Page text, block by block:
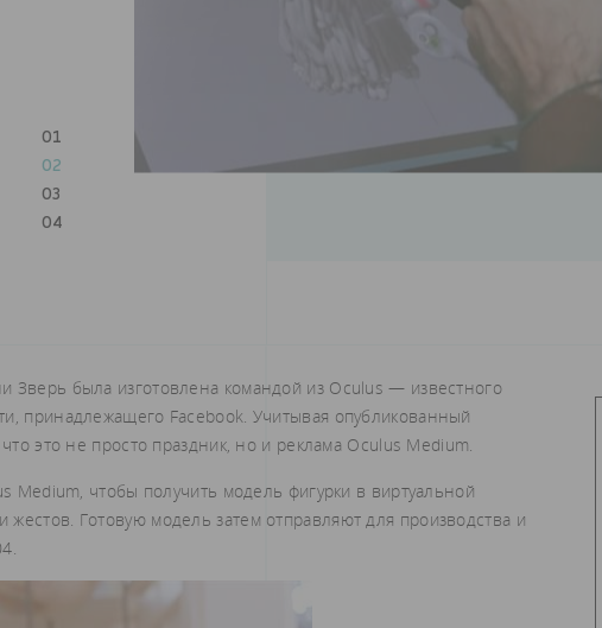
01
02
03
04
Зверь была изготовлена командой из Oculus — известного
принадлежащего Facebook. Учитывая опубликованный
это не просто праздник, но и реклама Oculus Medium.
Medium, чтобы получить модель фигурки в виртуальной
Готовую модель затем отправляют для производства и